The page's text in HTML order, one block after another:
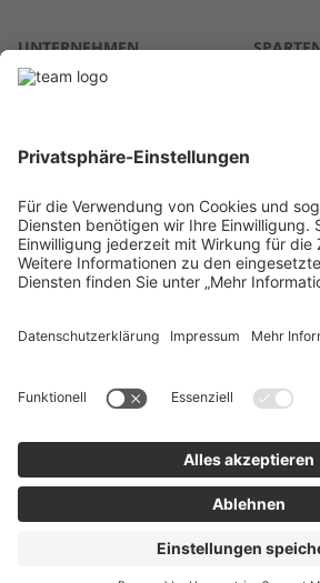
UNTERNEHMEN
Über uns
Karriere
Kontakt
RECHTLICHES
Lieferkette
Barrierefreiheitserklärung
Code of Conduct